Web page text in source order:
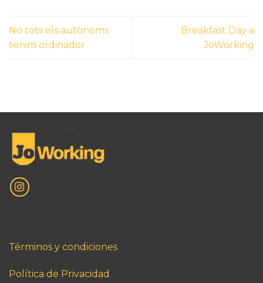
No tots els autònoms
tenim ordinador
Breakfast Day a
JoWorking
Términos y condiciones
Política de Privacidad